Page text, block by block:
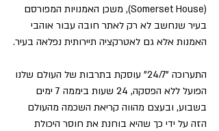
(Somerset House), משכן האמנויות המפורסם
בעיר שנחשב לא רק לאתר חובה עבור אוהבי
האמנות אלא גם לאטרקציה תיירותית נפלאה בעיר.
התערוכה "24/7" עוסקת בתרבות של העולם שלנו
הפועל ללא הפסקה, 24 שעות ביממה 7 ימים
בשבוע, ובעצם מהווה קריאת השכמה מהעולם
הזה על ידי כך שהיא בוחנת את חוסר היכולת